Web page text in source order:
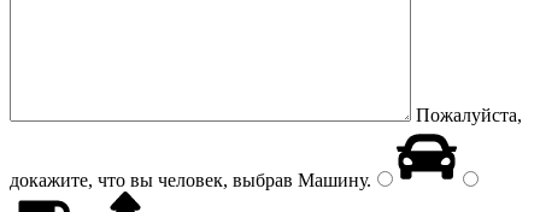
Пожалуйста,
докажите, что вы человек, выбрав Машину.